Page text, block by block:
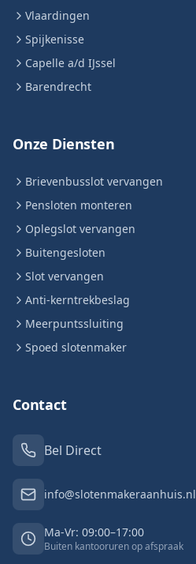
Vlaardingen
Spijkenisse
Capelle a/d IJssel
Barendrecht
Onze Diensten
Brievenbusslot vervangen
Pensloten monteren
Oplegslot vervangen
Buitengesloten
Slot vervangen
Anti-kerntrekbeslag
Meerpuntssluiting
Spoed slotenmaker
Contact
Bel Direct
info@slotenmakeraanhuis.nl
Ma-Vr: 09:00–17:00
Buiten kantooruren op afspraak